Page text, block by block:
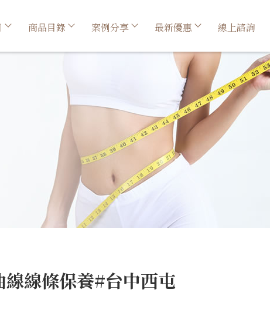
商品目錄 案例分享 最新優惠 線上諮詢
線條保養#台中西屯